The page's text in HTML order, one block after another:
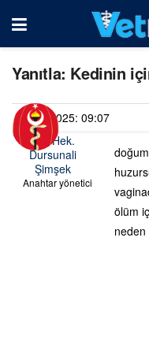
Yanıtla: Kedinin
19/06/2025: 09:07
Vet. Hek.
Dursunali
Şimşek
Anahtar yönetici
ölüm